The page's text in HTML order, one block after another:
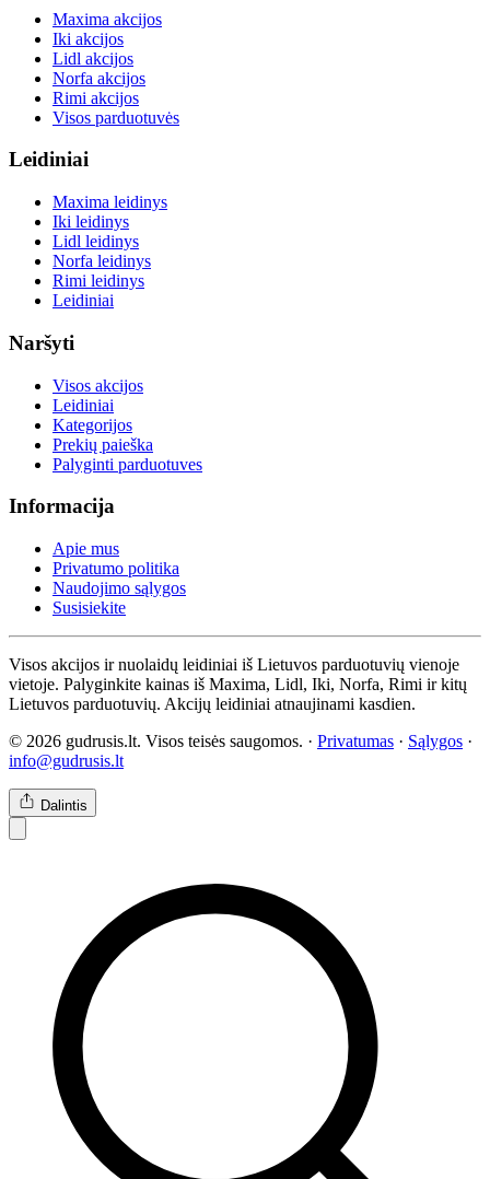
Maxima akcijos
Iki akcijos
Lidl akcijos
Norfa akcijos
Rimi akcijos
Visos parduotuvės
Leidiniai
Maxima leidinys
Iki leidinys
Lidl leidinys
Norfa leidinys
Rimi leidinys
Leidiniai
Naršyti
Visos akcijos
Leidiniai
Kategorijos
Prekių paieška
Palyginti parduotuves
Informacija
Apie mus
Privatumo politika
Naudojimo sąlygos
Susisiekite
Visos akcijos ir nuolaidų leidiniai iš Lietuvos parduotuvių vienoje
vietoje. Palyginkite kainas iš Maxima, Lidl, Iki, Norfa, Rimi ir kitų
Lietuvos parduotuvių. Akcijų leidiniai atnaujinami kasdien.
© 2026 gudrusis.lt. Visos teisės saugomos. · Privatumas · Sąlygos ·
info@gudrusis.lt
Dalintis